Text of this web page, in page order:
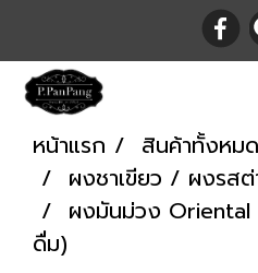
หน้าแรก สินค้าทั้งหมด
ผงชาเขียว / ผงรส
ผงมันม่วง Oriental
ดื่ม)